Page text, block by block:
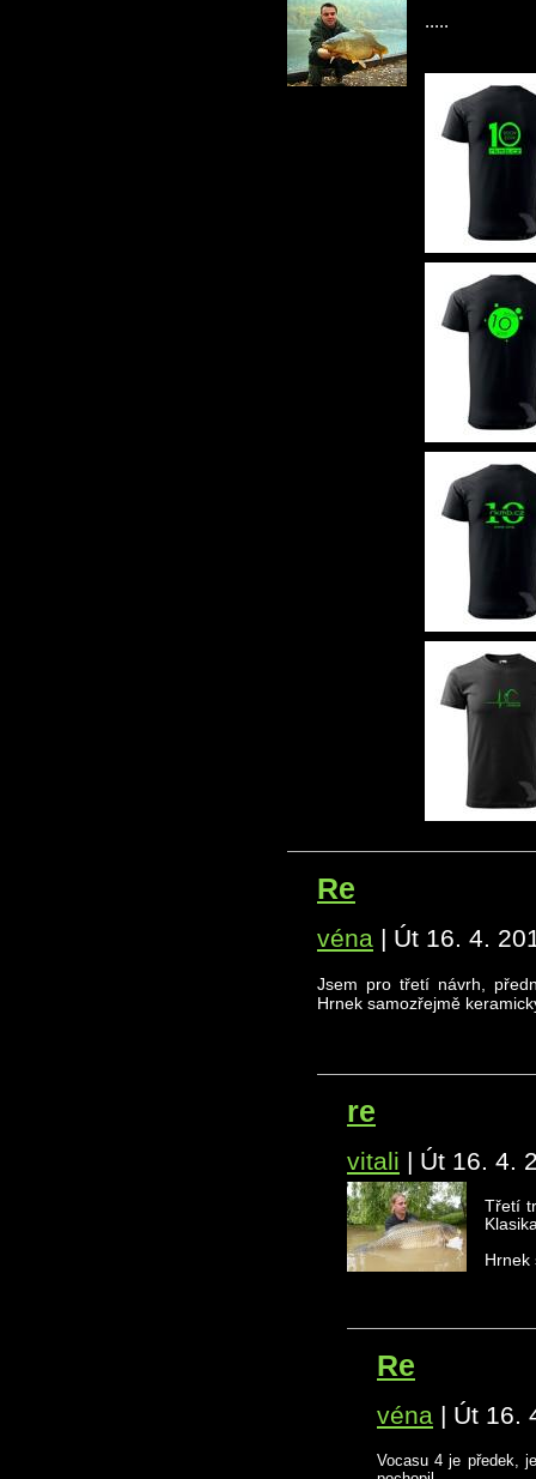
.....
Re
véna | Út 16. 4.
Jsem pro třetí návrh,
Hrnek samozřejmě
re
vitali | Út 16. 4.
Třetí
Hrnek
Re
véna | Út 16.
Vocasu 4 je předek,